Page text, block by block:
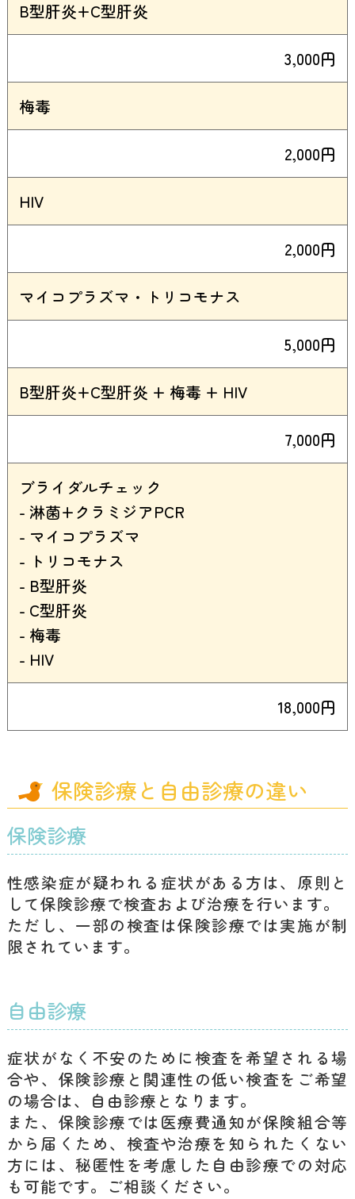
B型肝炎+C型肝炎
3,000円
梅毒
2,000円
HIV
2,000円
マイコプラズマ・トリコモナス
5,000円
B型肝炎+C型肝炎 + 梅毒 + HIV
7,000円
ブライダルチェック
- 淋菌+クラミジアPCR
- マイコプラズマ
- トリコモナス
- B型肝炎
- C型肝炎
- 梅毒
- HIV
18,000円
保険診療と自由診療の違い
保険診療
性感染症が疑われる症状がある方は、原則と
して保険診療で検査および治療を行います。
ただし、一部の検査は保険診療では実施が制
限されています。
自由診療
症状がなく不安のために検査を希望される場
合や、保険診療と関連性の低い検査をご希望
の場合は、自由診療となります。
また、保険診療では医療費通知が保険組合等
から届くため、検査や治療を知られたくない
方には、秘匿性を考慮した自由診療での対応
も可能です。ご相談ください。